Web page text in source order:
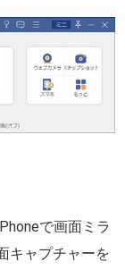
で画面ミラ
キャプチャーを